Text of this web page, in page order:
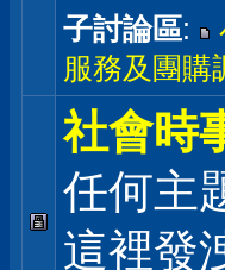
子討論區:
服務及團購
社會時
任何主
這裡發